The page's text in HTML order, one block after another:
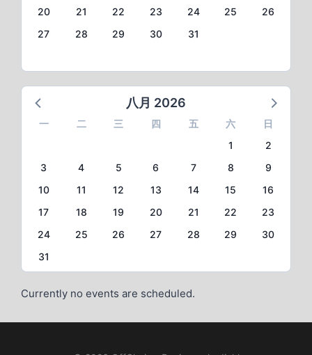
20
21 22 23 24 25
26
27
28 29 30 31
八月 2026
一 二 三 四 五 六
日
1
2
3
4 5 6 7 8
9
10
11 12 13 14 15
16
17
18 19 20 21 22
23
24
25 26 27 28 29
30
31
Currently no events are scheduled.